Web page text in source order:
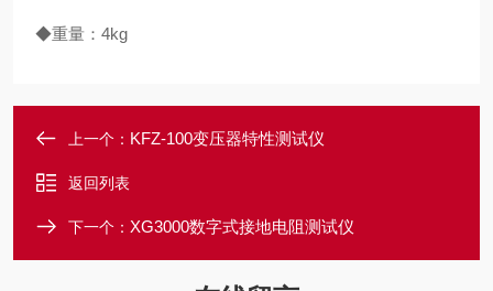
◆重量： 4kg
上一个： KFZ-100变压器特性测试仪
返回列表
下一个： XG3000数字式接地电阻测试仪